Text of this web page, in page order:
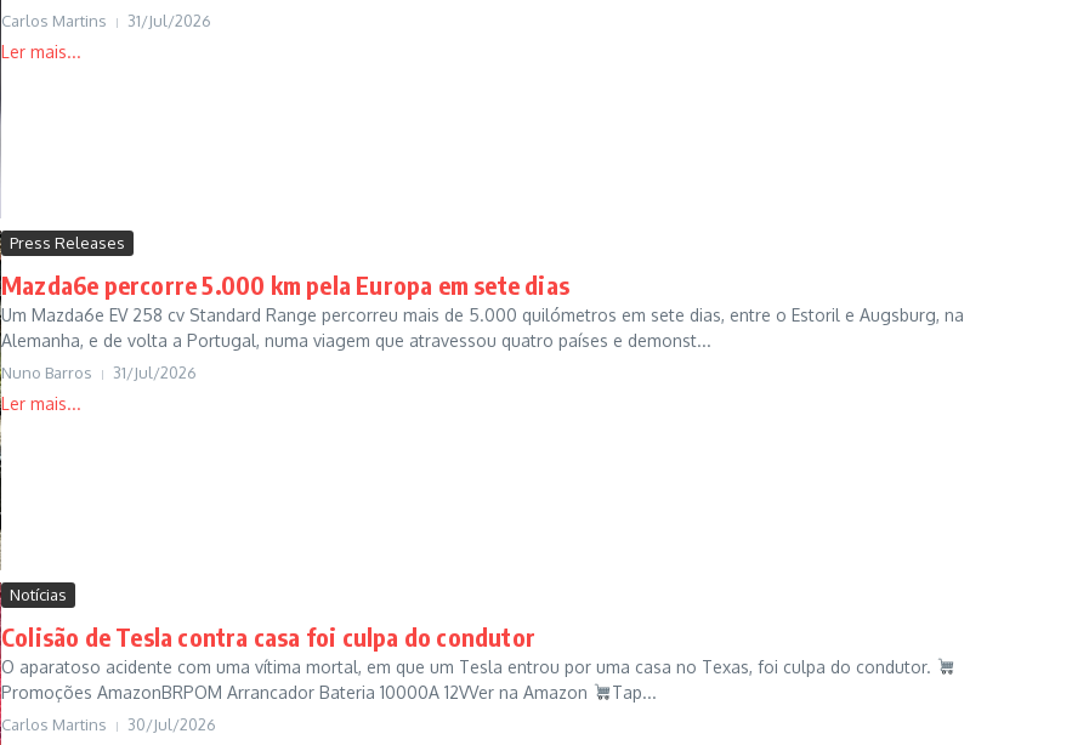
Carlos Martins 31/Jul/2026
Press Releases
Mazda6e percorre 5.000 km pela Europa em sete dias
Um Mazda6e EV 258 cv Standard Range percorreu mais de 5.000 quilómetros em sete dias, entre o Estoril e Augsburg, na
Alemanha, e de volta a Portugal, numa viagem que atravessou quatro países e demonst...
Nuno Barros 31/Jul/2026
Notícias
Colisão de Tesla contra casa foi culpa do condutor
O aparatoso acidente com uma vítima mortal, em que um Tesla entrou por uma casa no Texas, foi culpa do condutor.
Promoções AmazonBRPOM Arrancador Bateria 10000A 12VVer na Amazon
Tap...
Carlos Martins 30/Jul/2026